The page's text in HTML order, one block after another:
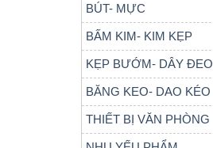
BÚT- MỰC
BẤM KIM- KIM KẸP
KẸP BƯỚM- DÂY ĐEO
BĂNG KEO- DAO KÉO
THIẾT BỊ VĂN PHÒNG